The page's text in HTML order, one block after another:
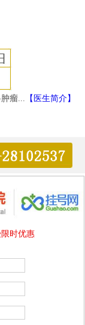
瘤... 【医生简介】
时优惠